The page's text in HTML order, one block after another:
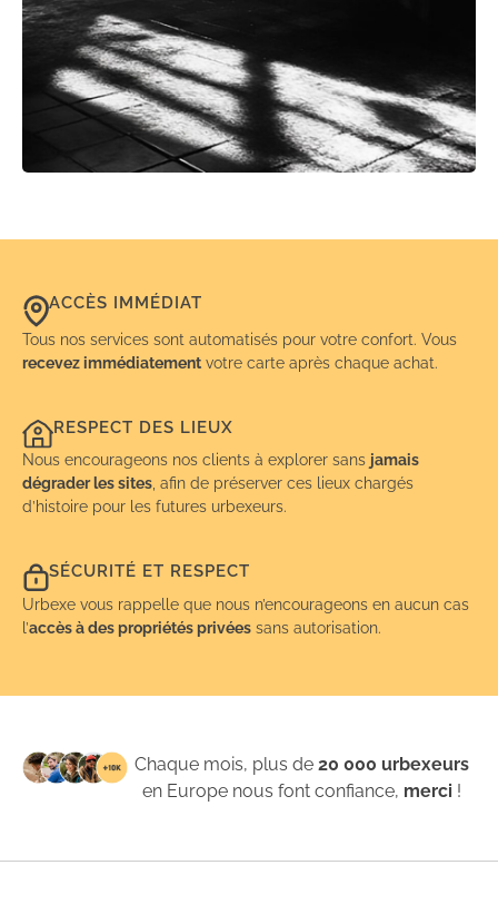
ACCÈS IMMÉDIAT
Tous nos services sont automatisés pour votre confort. Vous
recevez immédiatement votre carte après chaque achat.
RESPECT DES LIEUX
Nous encourageons nos clients à explorer sans jamais
dégrader les sites , afin de préserver ces lieux chargés
d’histoire pour les futures urbexeurs.
SÉCURITÉ ET RESPECT
Urbexe vous rappelle que nous n’encourageons en aucun cas
l’accès à des propriétés privées sans autorisation.
Chaque mois, plus de20 000 urbexeurs
en Europe nous font confiance, merci !